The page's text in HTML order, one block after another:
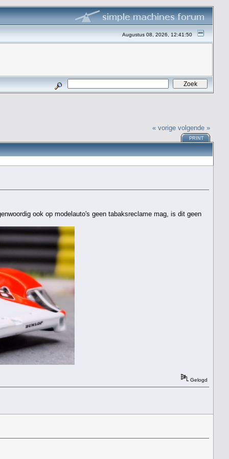
Augustus 08, 2026, 12:41:50
« vorige volgende »
PRINT
ook op modelauto's geen tabaksreclame mag, is dit geen
Gelogd